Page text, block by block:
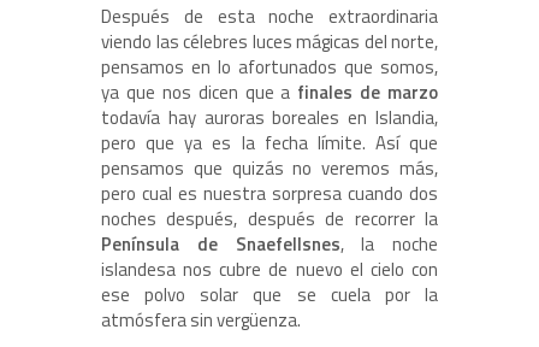
Después de esta noche extraordinaria
viendo las célebres luces mágicas del norte,
pensamos en lo afortunados que somos,
ya que nos dicen que a finales de marzo
todavía hay auroras boreales en Islandia,
pero que ya es la fecha límite. Así que
pensamos que quizás no veremos más,
pero cual es nuestra sorpresa cuando dos
noches después, después de recorrer la
Península de Snaefellsnes, la noche
islandesa nos cubre de nuevo el cielo con
ese polvo solar que se cuela por la
atmósfera sin vergüenza.